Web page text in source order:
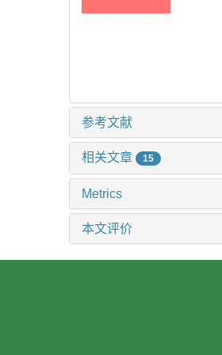
参考文献
相关文章 15
Metrics
本文评价